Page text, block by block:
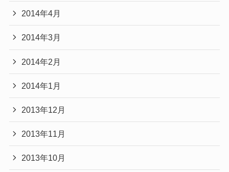
2014年4月
2014年3月
2014年2月
2014年1月
2013年12月
2013年11月
2013年10月